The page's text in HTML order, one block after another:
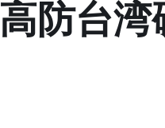
高防台湾